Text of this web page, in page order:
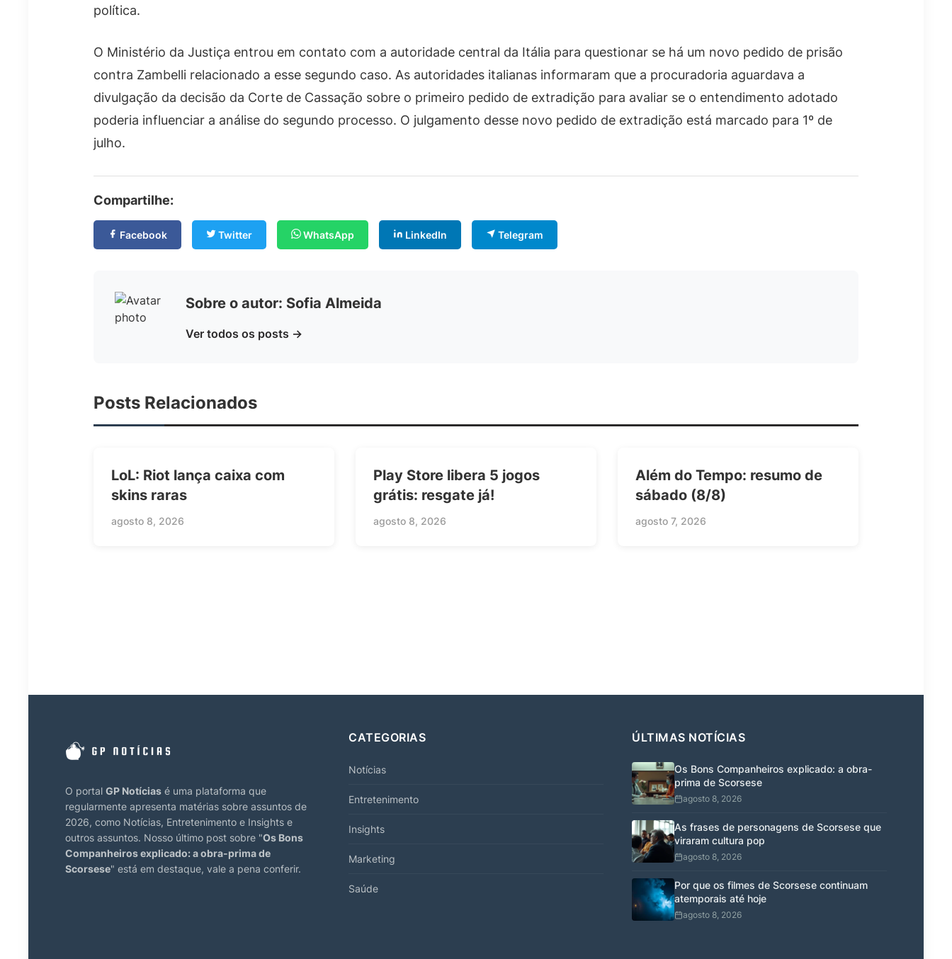
política.
O Ministério da Justiça entrou em contato com a autoridade central da Itália para questionar se há um novo pedido de prisão
contra Zambelli relacionado a esse segundo caso. As autoridades italianas informaram que a procuradoria aguardava a
divulgação da decisão da Corte de Cassação sobre o primeiro pedido de extradição para avaliar se o entendimento adotado
poderia influenciar a análise do segundo processo. O julgamento desse novo pedido de extradição está marcado para 1º de
julho.
Compartilhe:
Facebook Twitter WhatsApp LinkedIn Telegram
Sobre o autor: Sofia Almeida
Ver todos os posts →
Posts Relacionados
LoL: Riot lança caixa com
skins raras
agosto 8, 2026
Play Store libera 5 jogos
grátis: resgate já!
agosto 8, 2026
Além do Tempo: resumo de
sábado (8/8)
agosto 7, 2026
O portal GP Notícias é uma plataforma que
regularmente apresenta matérias sobre assuntos de
2026, como Notícias, Entretenimento e Insights e
outros assuntos. Nosso último post sobre "Os Bons
Companheiros explicado: a obra-prima de
Scorsese" está em destaque, vale a pena conferir.
CATEGORIAS
Notícias
Entretenimento
Insights
Marketing
Saúde
ÚLTIMAS NOTÍCIAS
Os Bons Companheiros explicado: a obra-
prima de Scorsese
agosto 8, 2026
As frases de personagens de Scorsese que
viraram cultura pop
agosto 8, 2026
Por que os filmes de Scorsese continuam
atemporais até hoje
agosto 8, 2026